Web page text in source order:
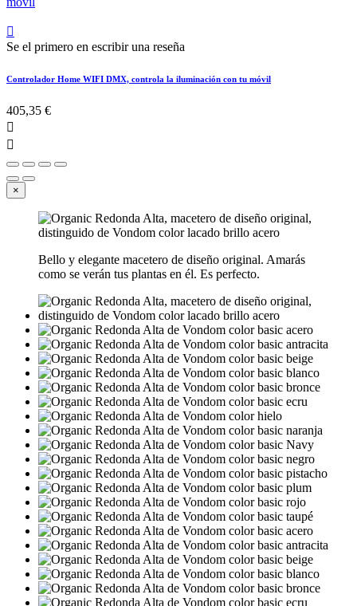

Se el primero en escribir una reseña
Controlador Home WIFI DMX, controla la iluminación con tu móvil
405,35 €


×
Bello y elegante macetero de diseño original. Amarás
como se verán tus plantas en él. Es perfecto.